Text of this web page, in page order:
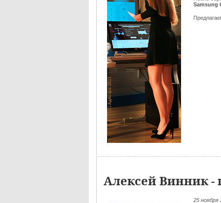
Samsung
Алексей Винник -
25 ноября